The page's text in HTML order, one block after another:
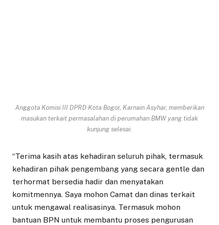
Anggota Komisi III DPRD Kota Bogor, Karnain Asyhar, memberikan
masukan terkait permasalahan di perumahan BMW yang tidak
kunjung selesai.
“Terima kasih atas kehadiran seluruh pihak, termasuk
kehadiran pihak pengembang yang secara gentle dan
terhormat bersedia hadir dan menyatakan
komitmennya. Saya mohon Camat dan dinas terkait
untuk mengawal realisasinya. Termasuk mohon
bantuan BPN untuk membantu proses pengurusan